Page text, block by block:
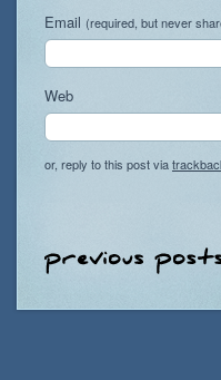
Email (required, but never
Web
or, reply to this post via